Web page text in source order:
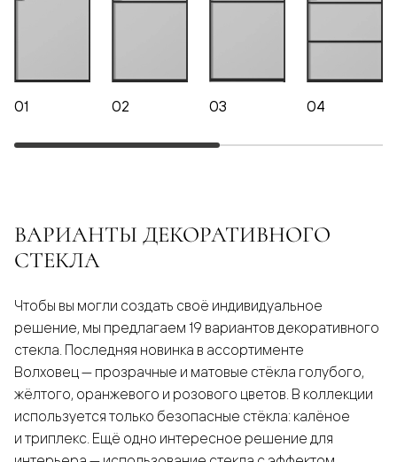
01 02 03 04
ВАРИАНТЫ ДЕКОРАТИВНОГО
СТЕКЛА
Чтобы вы могли создать своё индивидуальное
решение, мы предлагаем 19 вариантов декоративного
стекла. Последняя новинка в ассортименте
Волховец — прозрачные и матовые стёкла голубого,
жёлтого, оранжевого и розового цветов. В коллекции
используется только безопасные стёкла: калёное
и триплекс. Ещё одно интересное решение для